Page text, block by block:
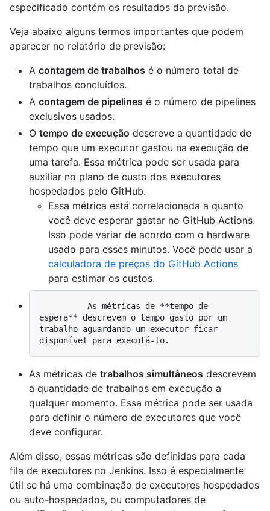
especificado contém os resultados da previsão.
Veja abaixo alguns termos importantes que podem
aparecer no relatório de previsão:
A contagem de trabalhos é o número total de
trabalhos concluídos.
A contagem de pipelines é o número de pipelines
exclusivos usados.
O tempo de execução descreve a quantidade de
tempo que um executor gastou na execução de
uma tarefa. Essa métrica pode ser usada para
auxiliar no plano de custo dos executores
hospedados pelo GitHub.
Essa métrica está correlacionada a quanto
você deve esperar gastar no GitHub Actions.
Isso pode variar de acordo com o hardware
usado para esses minutos. Você pode usar a
calculadora de preços do GitHub Actions
para estimar os custos.
espera** descrevem o tempo gasto por um
trabalho aguardando um executor ficar
As métricas de trabalhos simultâneos descrevem
a quantidade de trabalhos em execução a
qualquer momento. Essa métrica pode ser usada
para definir o número de executores que você
deve configurar.
Além disso, essas métricas são definidas para cada
fila de executores no Jenkins. Isso é especialmente
útil se há uma combinação de executores hospedados
ou auto-hospedados, ou computadores de